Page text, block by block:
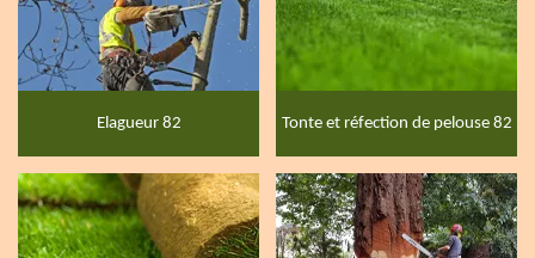
Elagueur 82 Tonte et réfection de pelouse 82